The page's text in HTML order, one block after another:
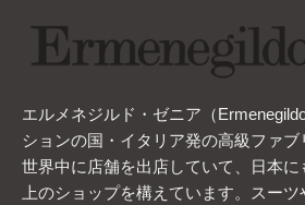
エルメネジルド・ゼニア（
ションの国・イタリア発の高級ファブ
世界中に店舗を出店していて、日本
上のショップを構えています。スー